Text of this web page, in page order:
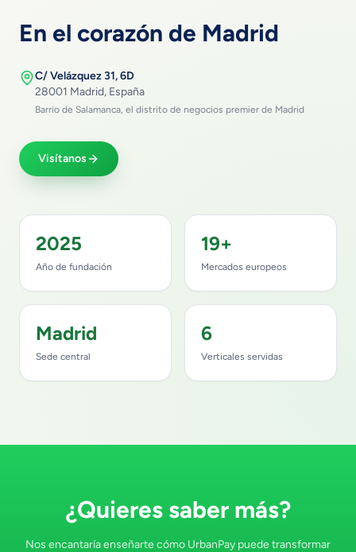
En el corazón de Madrid
C/ Velázquez 31, 6D
28001 Madrid, España
Barrio de Salamanca, el distrito de negocios premier de Madrid
Visítanos
2025
Año de fundación
19+
Mercados europeos
Madrid
Sede central
6
Verticales servidas
¿Quieres saber más?
Nos encantaría enseñarte cómo UrbanPay puede transformar